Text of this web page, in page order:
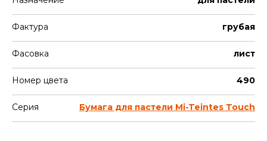
Фактура грубая
Фасовка лист
Номер цвета 490
Серия Бумага для пастели Mi-Teintes Touch